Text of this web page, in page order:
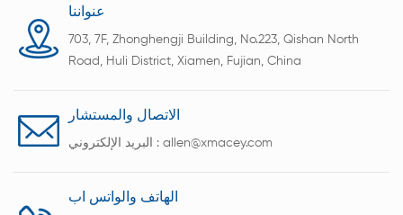
عنواننا
703, 7F, Zhonghengji Building, No.223, Qishan North
Road, Huli District, Xiamen, Fujian, China
الاتصال والمستشار
البريد الإلكتروني : allen@xmacey.com
الهاتف والواتس اب